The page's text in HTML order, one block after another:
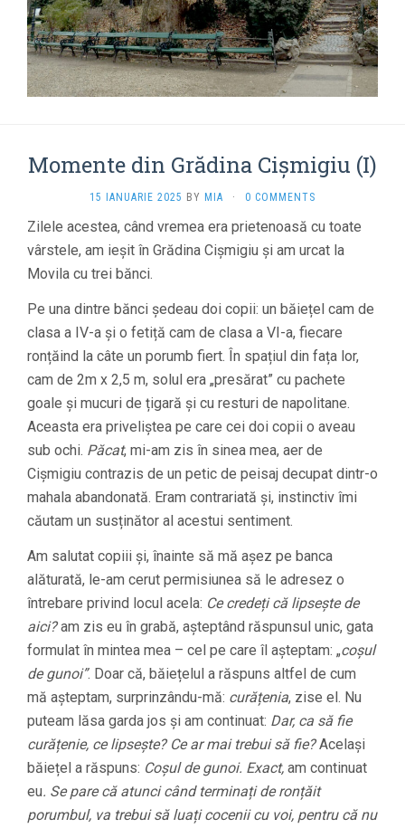
Momente din Grădina Cișmigiu (I)
15 IANUARIE 2025 BY MIA · 0 COMMENTS
Zilele acestea, când vremea era prietenoasă cu toate
vârstele, am ieșit în Grădina Cișmigiu și am urcat la
Movila cu trei bănci.
Pe una dintre bănci ședeau doi copii: un băiețel cam de
clasa a IV-a și o fetiță cam de clasa a VI-a, fiecare
ronțăind la câte un porumb fiert. În spațiul din fața lor,
cam de 2m x 2,5 m, solul era „presărat” cu pachete
goale și mucuri de țigară și cu resturi de napolitane.
Aceasta era priveliștea pe care cei doi copii o aveau
sub ochi. Păcat, mi-am zis în sinea mea, aer de
Cișmigiu contrazis de un petic de peisaj decupat dintr-o
mahala abandonată. Eram contrariată și, instinctiv îmi
căutam un susținător al acestui sentiment.
Am salutat copiii și, înainte să mă așez pe banca
alăturată, le-am cerut permisiunea să le adresez o
întrebare privind locul acela: Ce credeți că lipsește de
aici?am zis eu în grabă, așteptând răspunsul unic, gata
formulat în mintea mea – cel pe care îl așteptam: „coșul
de gunoi”. Doar că, băiețelul a răspuns altfel de cum
mă așteptam, surprinzându-mă: curățenia, zise el. Nu
puteam lăsa garda jos și am continuat: Dar, ca să fie
curățenie, ce lipsește? Ce ar mai trebui să fie?Același
băiețel a răspuns: Coșul de gunoi. Exact, am continuat
eu. Se pare că atunci când terminați de ronțăit
porumbul, va trebui să luați cocenii cu voi, pentru că nu